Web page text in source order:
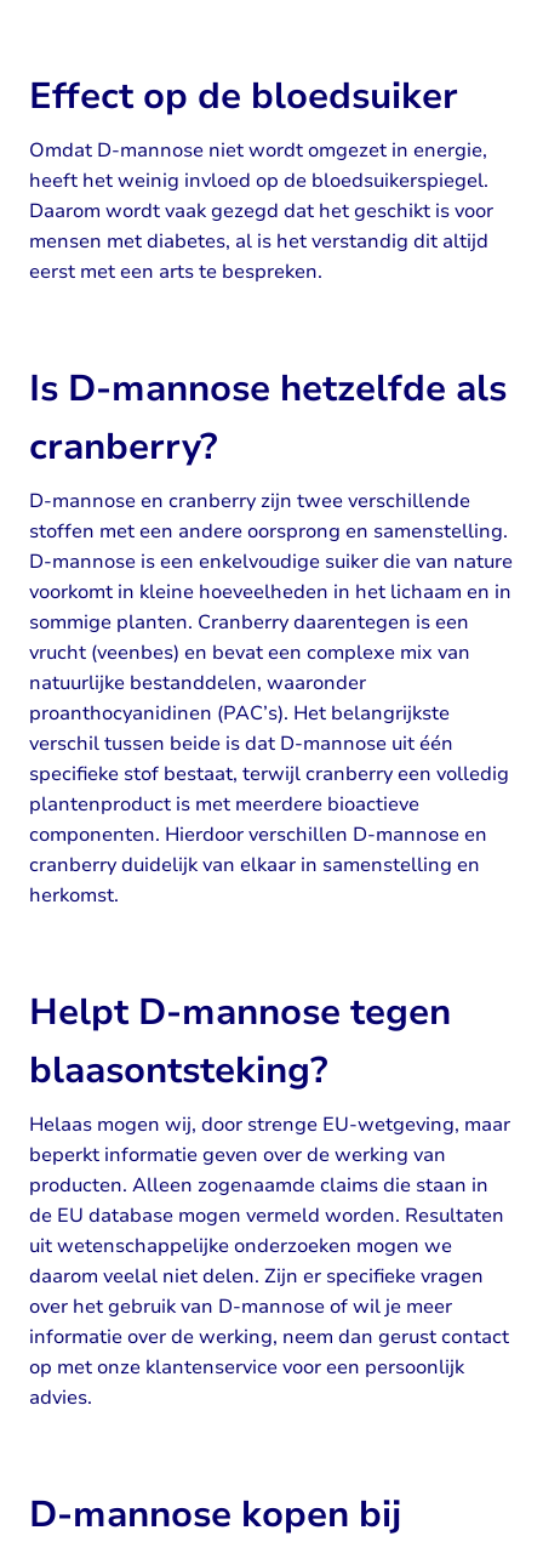
Effect op de bloedsuiker
Omdat D-mannose niet wordt omgezet in energie,
heeft het weinig invloed op de bloedsuikerspiegel.
Daarom wordt vaak gezegd dat het geschikt is voor
mensen met diabetes, al is het verstandig dit altijd
eerst met een arts te bespreken.
Is D-mannose hetzelfde als
cranberry?
D-mannose en cranberry zijn twee verschillende
stoffen met een andere oorsprong en samenstelling.
D-mannose is een enkelvoudige suiker die van nature
voorkomt in kleine hoeveelheden in het lichaam en in
sommige planten. Cranberry daarentegen is een
vrucht (veenbes) en bevat een complexe mix van
natuurlijke bestanddelen, waaronder
proanthocyanidinen (PAC’s). Het belangrijkste
verschil tussen beide is dat D-mannose uit één
specifieke stof bestaat, terwijl cranberry een volledig
plantenproduct is met meerdere bioactieve
componenten. Hierdoor verschillen D-mannose en
cranberry duidelijk van elkaar in samenstelling en
herkomst.
Helpt D-mannose tegen
blaasontsteking?
Helaas mogen wij, door strenge EU-wetgeving, maar
beperkt informatie geven over de werking van
producten. Alleen zogenaamde claims die staan in
de EU database mogen vermeld worden. Resultaten
uit wetenschappelijke onderzoeken mogen we
daarom veelal niet delen. Zijn er specifieke vragen
over het gebruik van D-mannose of wil je meer
informatie over de werking, neem dan gerust contact
op met onze klantenservice voor een persoonlijk
advies.
D-mannose kopen bij